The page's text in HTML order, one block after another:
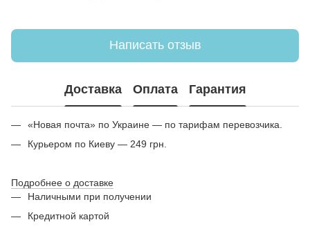
Написать отзыв
Доставка Оплата Гарантия
«Новая почта» по Украине — по тарифам перевозчика.
Курьером по Киеву — 249 грн.
Подробнее о доставке
Наличными при получении
Кредитной картой